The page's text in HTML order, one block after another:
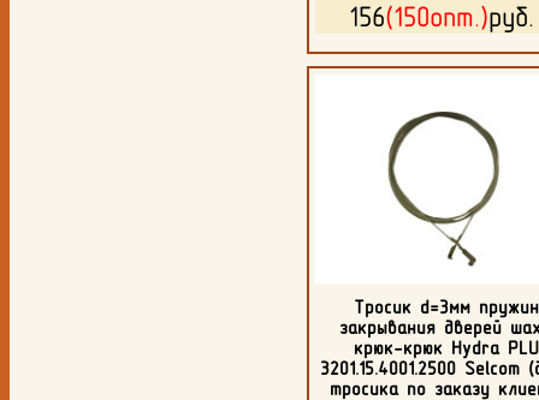
156(150опт.)
Тросик d=3мм
закрывания дверей
крюк-крюк Hydra
3201.15.4001.2500 Selcom
тросика по заказу